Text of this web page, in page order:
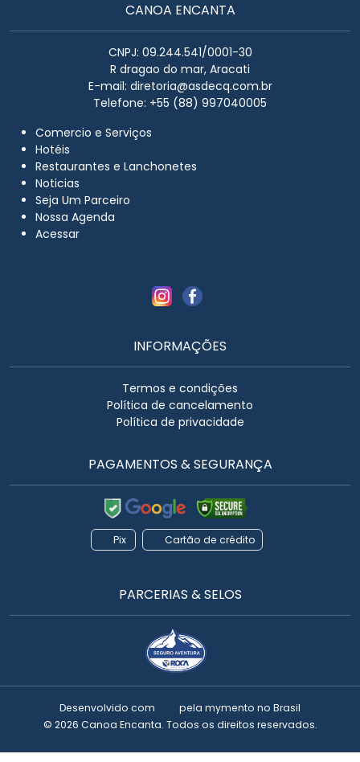
CANOA ENCANTA
CNPJ: 09.244.541/0001-30
R dragao do mar, Aracati
E-mail: diretoria@asdecq.com.br
Telefone: +55 (88) 997040005
Comercio e Serviços
Hotéis
Restaurantes e Lanchonetes
Noticias
Seja Um Parceiro
Nossa Agenda
Acessar
INFORMAÇÕES
Termos e condições
Política de cancelamento
Política de privacidade
PAGAMENTOS & SEGURANÇA
Pix Cartão de crédito
PARCERIAS & SELOS
Desenvolvido com pela mymento no Brasil
© 2026 Canoa Encanta. Todos os direitos reservados.